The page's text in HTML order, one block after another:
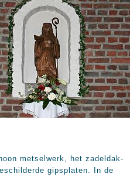
metselwerk, het zadeldak-
gipsplaten. In de